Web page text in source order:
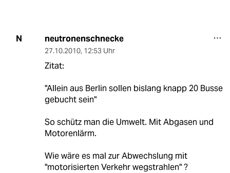
N neutronenschnecke
27.10.2010, 12:53 Uhr
Zitat:
"Allein aus Berlin sollen bislang knapp 20 Busse
gebucht sein"
So schütz man die Umwelt. Mit Abgasen und
Motorenlärm.
Wie wäre es mal zur Abwechslung mit
"motorisierten Verkehr wegstrahlen" ?